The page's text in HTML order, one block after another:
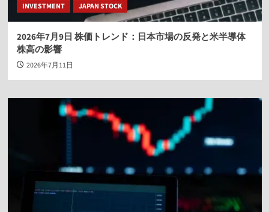
INVESTMENT JAPAN STOCK
2026年7月9日 株価トレンド：日本市場の反発と米半導体
株高の影響
2026年7月11日